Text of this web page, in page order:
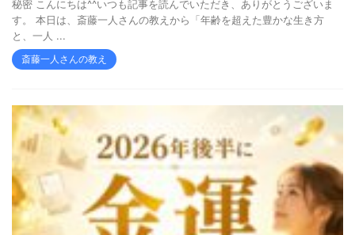
秘密 こんにちは^^いつも記事を読んでいただき、ありがとうございま
す。 本日は、斎藤一人さんの教えから「年齢を超えた豊かな生き方
と、一人 ...
斎藤一人さんの教え